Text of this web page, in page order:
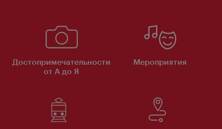
Достопримечательности
от А до Я
Мероприятия